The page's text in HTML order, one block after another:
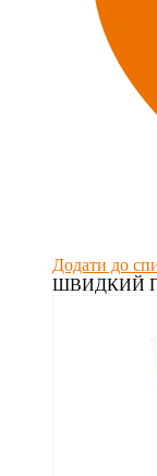
Додати до
ШВИДКИЙ